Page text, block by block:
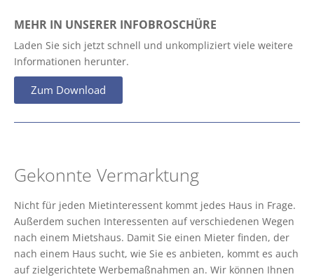
MEHR IN UNSERER INFOBROSCHÜRE
Laden Sie sich jetzt schnell und unkompliziert viele weitere
Informationen herunter.
Zum Download
Gekonnte Vermarktung
Nicht für jeden Mietinteressent kommt jedes Haus in Frage.
Außerdem suchen Interessenten auf verschiedenen Wegen
nach einem Mietshaus. Damit Sie einen Mieter finden, der
nach einem Haus sucht, wie Sie es anbieten, kommt es auch
auf zielgerichtete Werbemaßnahmen an. Wir können Ihnen